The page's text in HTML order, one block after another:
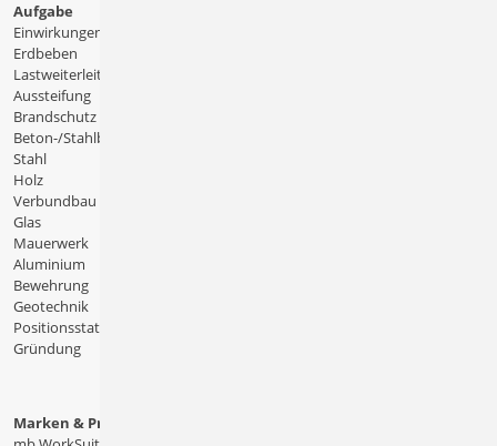
Aufgabe
Einwirkungen
Erdbeben
Lastweiterleitung
Aussteifung
Brandschutz
Beton-/Stahlbeton
Stahl
Holz
Verbundbau
Glas
Mauerwerk
Aluminium
Bewehrung
Geotechnik
Positionsstatik
Gründung
Marken & Produkte